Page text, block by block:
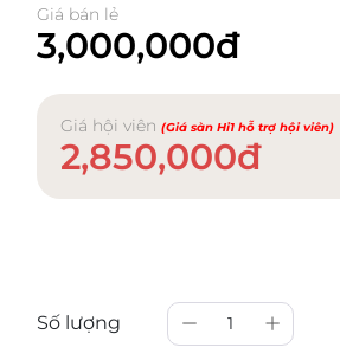
Giá bán lẻ
3,000,000đ
Giá hội viên (Giá sàn Hi1 hỗ trợ hội viên)
2,850,000đ
Số lượng 1